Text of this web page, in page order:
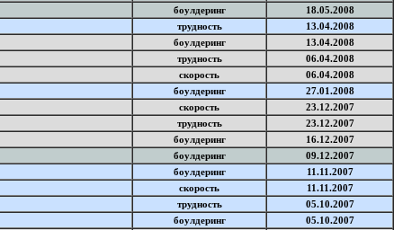
боулдеринг
18.05.2008
трудность
13.04.2008
боулдеринг
13.04.2008
трудность
06.04.2008
скорость
06.04.2008
боулдеринг
27.01.2008
скорость
23.12.2007
трудность
23.12.2007
боулдеринг
16.12.2007
боулдеринг
09.12.2007
боулдеринг
11.11.2007
скорость
11.11.2007
трудность
05.10.2007
боулдеринг
05.10.2007